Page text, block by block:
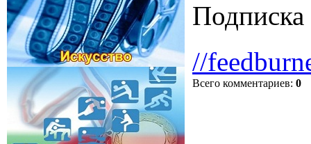
Подписка
//
Всего комментариев: 0